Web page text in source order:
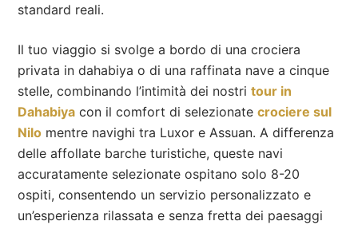
standard reali.
Il tuo viaggio si svolge a bordo di una crociera
privata in dahabiya o di una raffinata nave a cinque
stelle, combinando l’intimità dei nostritour in
Dahabiya con il comfort di selezionatecrociere sul
Nilo mentre navighi tra Luxor e Assuan. A differenza
delle affollate barche turistiche, queste navi
accuratamente selezionate ospitano solo 8-20
ospiti, consentendo un servizio personalizzato e
un’esperienza rilassata e senza fretta dei paesaggi